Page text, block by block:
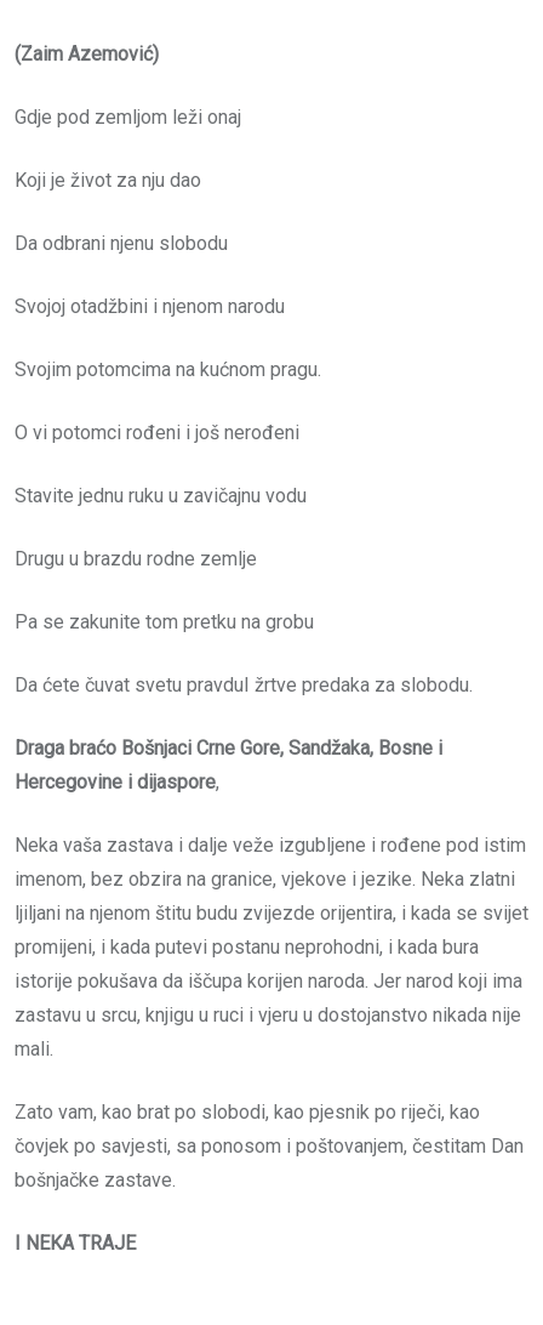
(Zaim Azemović)
Gdje pod zemljom leži onaj
Koji je život za nju dao
Da odbrani njenu slobodu
Svojoj otadžbini i njenom narodu
Svojim potomcima na kućnom pragu.
O vi potomci rođeni i još nerođeni
Stavite jednu ruku u zavičajnu vodu
Drugu u brazdu rodne zemlje
Pa se zakunite tom pretku na grobu
Da ćete čuvat svetu pravduI žrtve predaka za slobodu.
Draga braćo Bošnjaci Crne Gore, Sandžaka, Bosne i
Hercegovine i dijaspore,
Neka vaša zastava i dalje veže izgubljene i rođene pod istim
imenom, bez obzira na granice, vjekove i jezike. Neka zlatni
ljiljani na njenom štitu budu zvijezde orijentira, i kada se svijet
promijeni, i kada putevi postanu neprohodni, i kada bura
istorije pokušava da iščupa korijen naroda. Jer narod koji ima
zastavu u srcu, knjigu u ruci i vjeru u dostojanstvo nikada nije
mali.
Zato vam, kao brat po slobodi, kao pjesnik po riječi, kao
čovjek po savjesti, sa ponosom i poštovanjem, čestitam Dan
bošnjačke zastave.
I NEKA TRAJE